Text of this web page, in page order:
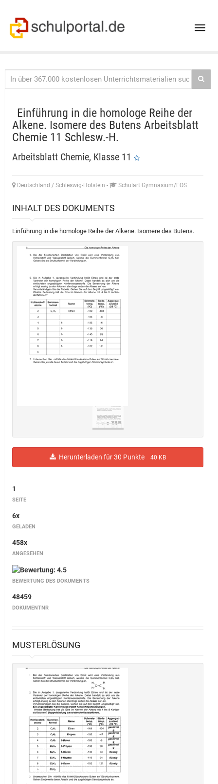
Toggle
Einführung in die homologe Reihe der
Alkene. Isomere des Butens Arbeitsblatt
Chemie 11 Schlesw.-H.
Arbeitsblatt Chemie, Klasse 11
Deutschland / Schleswig-Holstein - Schulart Gymnasium/FOS
INHALT DES DOKUMENTS
Einführung in die homologe Reihe der Alkene. Isomere des Butens.
Herunterladen für 30 Punkte 40 KB
1
SEITE
6x
GELADEN
458x
ANGESEHEN
BEWERTUNG DES DOKUMENTS
48459
DOKUMENTNR
MUSTERLÖSUNG